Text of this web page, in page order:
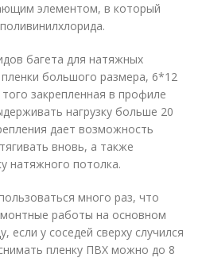
элементом, в который
багета для натяжных
большого размера, 6*12
закрепленная в профиле
нагрузку больше 20
дает возможность
вновь, а также
натяжного потолка.
много раз, что
работы на основном
если у соседей сверху случился
пленку ПВХ можно до 8